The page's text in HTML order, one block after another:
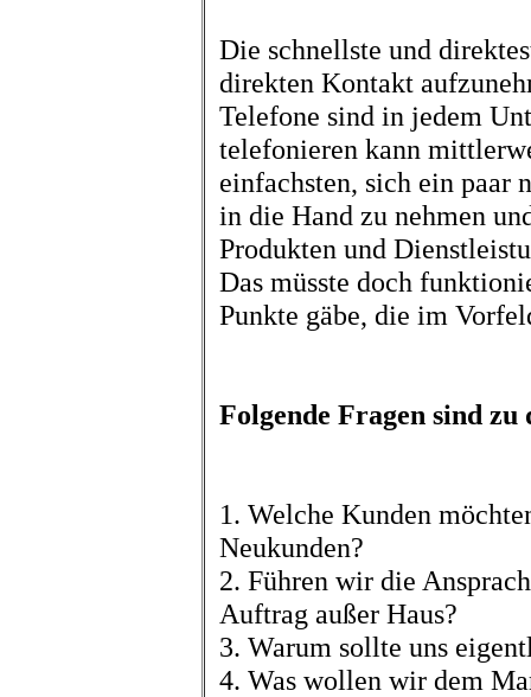
Die schnellste und
direkten Kontakt
Telefone sind in jedem
telefonieren kann
einfachsten, sich ein paar
in die Hand zu nehmen
Produkten und
Das müsste doch
Punkte gäbe, die im
Folgende Fragen sind
1. Welche Kunden
Neukunden?
2. Führen wir die
Auftrag außer Haus?
3. Warum sollte uns
4. Was wollen wir dem